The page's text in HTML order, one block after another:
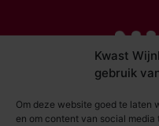
Kwast
gebruik
Om deze website goed te laten
en om content van social